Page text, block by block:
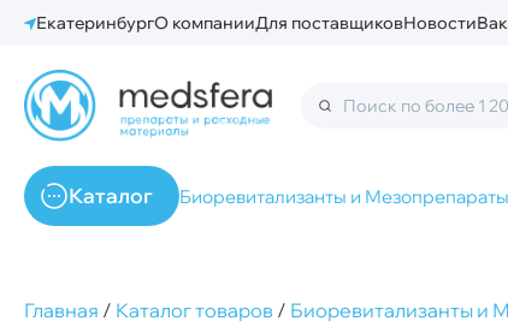
ЕкатеринбургО компанииДля поставщиковНовости
Каталог Биоревитализанты и Мезопрепараты
Главная / Каталог товаров / Биоревитализанты и